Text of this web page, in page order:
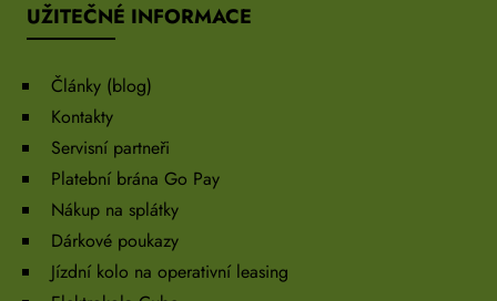
UŽITEČNÉ INFORMACE
Články (blog)
Kontakty
Servisní partneři
Platební brána Go Pay
Nákup na splátky
Dárkové poukazy
Jízdní kolo na operativní leasing